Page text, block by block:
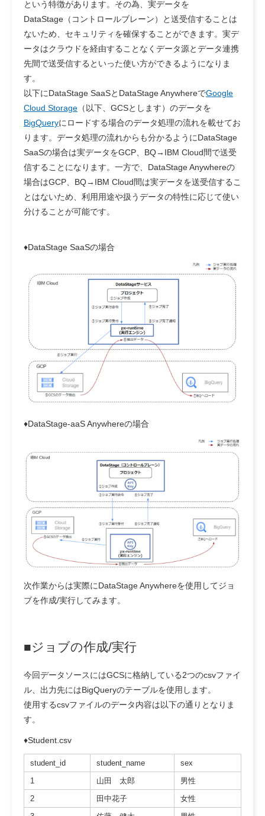
という特徴があります。その為、 実データを
DataStage（コントロールブレーン）と送受信することは
ないため、セキュリティを確保することができます。 実デ
ータはクラウドを経由することなくデータ源とデータ連携
先間で送受信するといった使い方ができるようになりま
す。
以下にDataStage SaaSとDataStage AnywhereでGoogle
Cloud Storage （以下、GCSとします）のデータを
BigQueryにロードする場合のデータ処理の流れを載せてお
ります。データ処理の流れからも分かるようにDataStage
SaaSの場合は実データをGCP、BQ→IBM Cloud間で送受
信することになります。一方で、 DataStage Anywhereの
場合はGCP、BQ→IBM Cloud間は実データを送受信するこ
とはないため、利用用途や扱うデータの特性に応じて使い
分けることが可能です。
♦DataStage SaaSの場合
♦DataStage-aaS Anywhereの場合
次作業からは実際にDataStage Anywhereを使用してジョ
ブを作成/実行してみます。
■ジョブの作成/実行
今回データソースにはGCSに格納している2つのcsvファイ
ル、出力先にはBigQueryのテーブルを使用します。
使用するcsvファイルのデータ内容は以下の通りとなりま
す。
♦Student.csv
student_id student_name
sex
1
山田 太郎
男性
2
田中花子
女性